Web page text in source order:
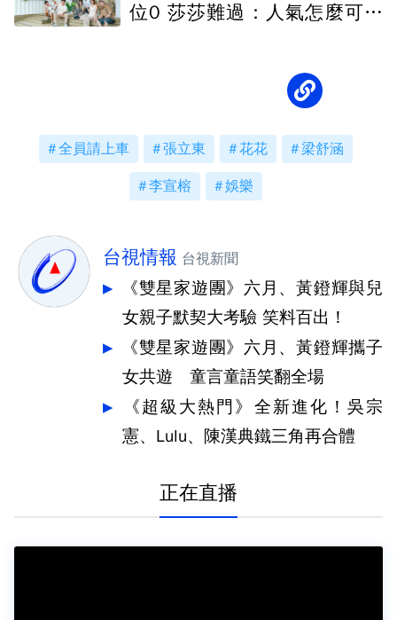
位0 莎莎難過：人氣怎麼可能
全員請上車 張立東 花花 梁舒涵
李宣榕 娛樂
台視情報 台視新聞
《雙星家遊團》六月、黃鐙輝與兒
女親子默契大考驗 笑料百出！
《雙星家遊團》六月、黃鐙輝攜子
女共遊 童言童語笑翻全場
《超級大熱門》全新進化！吳宗
憲、Lulu、陳漢典鐵三角再合體
正在直播